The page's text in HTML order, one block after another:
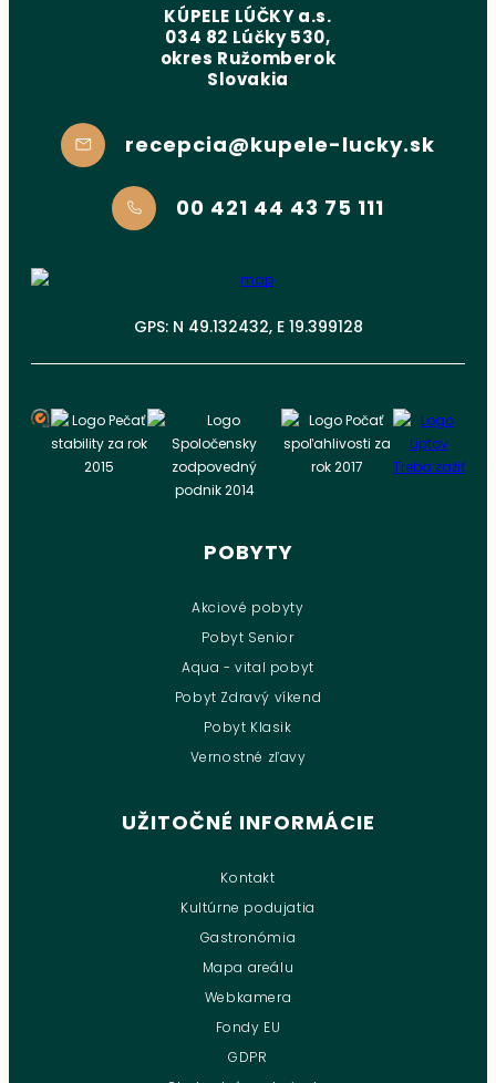
KÚPELE LÚČKY a.s.
034 82 Lúčky 530,
okres Ružomberok
Slovakia
recepcia@kupele-lucky.sk
00 421 44 43 75 111
GPS: N 49.132432, E 19.399128
POBYTY
Akciové pobyty
Pobyt Senior
Aqua - vital pobyt
Pobyt Zdravý víkend
Pobyt Klasik
Vernostné zľavy
UŽITOČNÉ INFORMÁCIE
Kontakt
Kultúrne podujatia
Gastronómia
Mapa areálu
Webkamera
Fondy EU
GDPR